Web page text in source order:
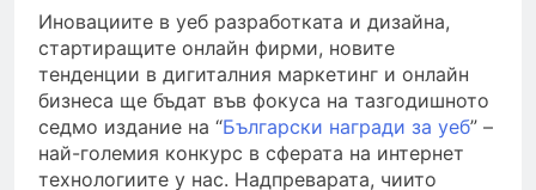
Иновациите в уеб разработката и дизайна,
стартиращите онлайн фирми, новите
тенденции в дигиталния маркетинг и онлайн
бизнеса ще бъдат във фокуса на тазгодишното
седмо издание на “Български награди за уеб” –
най-големия конкурс в сферата на интернет
технологиите у нас. Надпреварата, чиито